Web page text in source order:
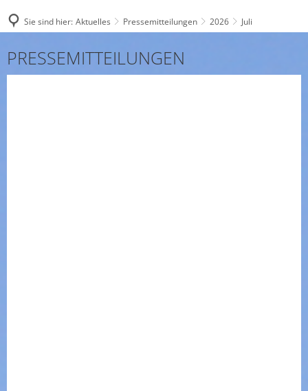
Sie sind hier: Aktuelles Pressemitteilungen 2026 Juli
Juli
PRESSEMITTEILUNGEN